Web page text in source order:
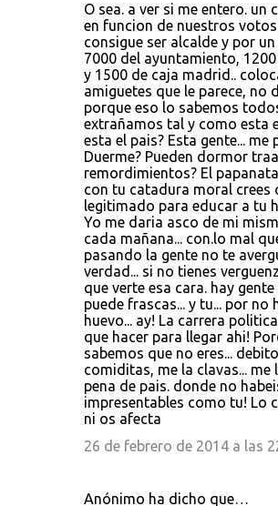
O sea. a ver si me entero. un
en funcion de nuestros
consigue ser alcalde y por
7000 del ayuntamiento,
y 1500 de caja madrid..
amiguetes que le parece, no
porque eso lo sabemos
extrañamos tal y como esta
esta el pais? Esta gente... me
Duerme? Pueden dormor
remordimientos? El
con tu catadura moral crees
legitimado para educar a tu
Yo me daria asco de mi
cada mañana... con.lo mal
pasando la gente no te
verdad... si no tienes
que verte esa cara. hay
puede frascas... y tu... por no
huevo... ay! La carrera
que hacer para llegar ahi!
sabemos que no eres...
comiditas, me la clavas... me
pena de pais. donde no
impresentables como tu! Lo
ni os afecta
26 de febrero de 2014 a las
Anónimo ha dicho que…